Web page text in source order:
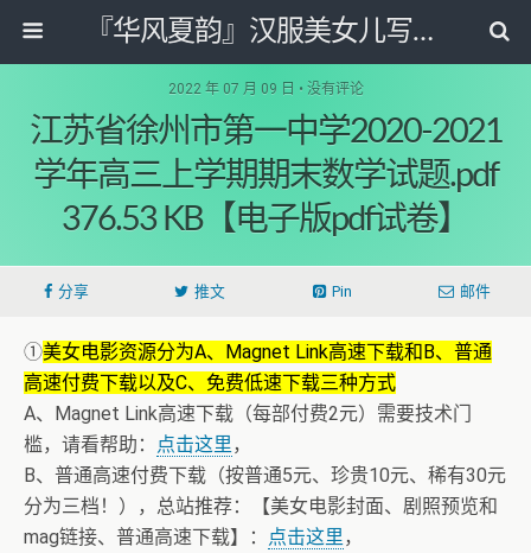
『华风夏韵』汉服美女儿写真图片网
2022 年 07 月 09 日 • 没有评论
江苏省徐州市第一中学2020-2021
学年高三上学期期末数学试题.pdf
376.53 KB【电子版pdf试卷】
分享 推文 Pin 邮件
①美女电影资源分为A、Magnet Link高速下载和B、普通
高速付费下载以及C、免费低速下载三种方式
A、Magnet Link高速下载（每部付费2元）需要技术门
槛，请看帮助：
点击这里，
B、普通高速付费下载（按普通5元、珍贵10元、稀有30元
分为三档！），总站推荐：【美女电影封面、剧照预览和
mag链接、普通高速下载】：
点击这里，